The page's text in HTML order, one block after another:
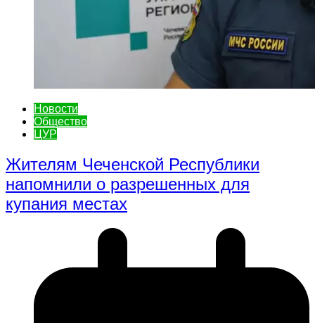
Новости
Общество
ЦУР
Жителям Чеченской Республики
напомнили о разрешенных для
купания местах